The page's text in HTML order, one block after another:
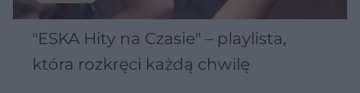
"ESKA Hity na Czasie" – playlista,
która rozkręci każdą chwilę